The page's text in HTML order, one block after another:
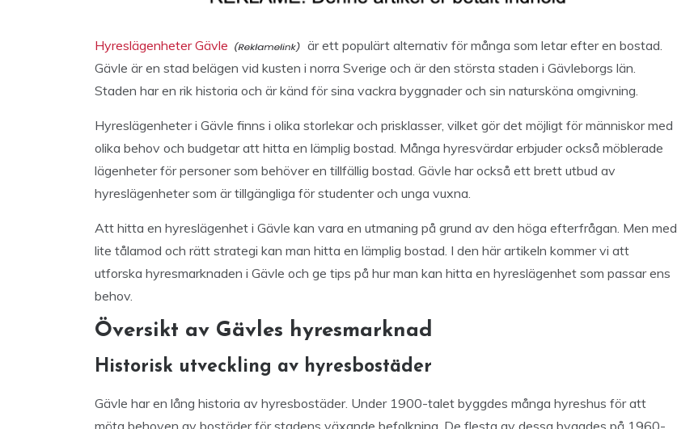
Hyreslägenheter Gävle
är ett populärt alternativ för många som letar efter en bostad.
Gävle är en stad belägen vid kusten i norra Sverige och är den största staden i Gävleborgs län.
Staden har en rik historia och är känd för sina vackra byggnader och sin natursköna omgivning.
Hyreslägenheter i Gävle finns i olika storlekar och prisklasser, vilket gör det möjligt för människor med
olika behov och budgetar att hitta en lämplig bostad. Många hyresvärdar erbjuder också möblerade
lägenheter för personer som behöver en tillfällig bostad. Gävle har också ett brett utbud av
hyreslägenheter som är tillgängliga för studenter och unga vuxna.
Att hitta en hyreslägenhet i Gävle kan vara en utmaning på grund av den höga efterfrågan. Men med
lite tålamod och rätt strategi kan man hitta en lämplig bostad. I den här artikeln kommer vi att
utforska hyresmarknaden i Gävle och ge tips på hur man kan hitta en hyreslägenhet som passar ens
behov.
Översikt av Gävles hyresmarknad
Historisk utveckling av hyresbostäder
Gävle har en lång historia av hyresbostäder. Under 1900-talet byggdes många hyreshus för att
möta behoven av bostäder för stadens växande befolkning. De flesta av dessa byggdes på 1960-